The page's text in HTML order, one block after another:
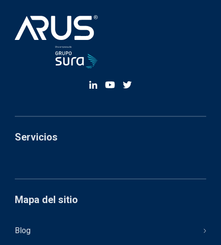
Servicios
Mapa del sitio
Blog